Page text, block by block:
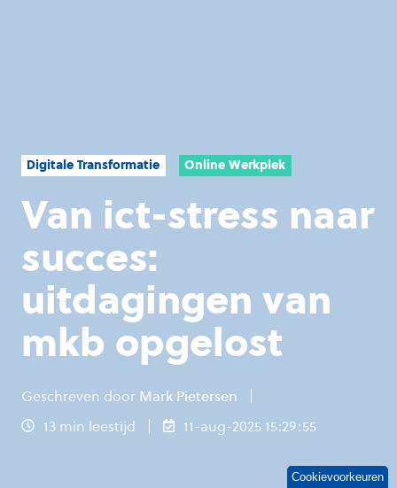
Digitale Transformatie Online Werkplek
Van ict-stress naar
succes:
uitdagingen van
mkb opgelost
Geschreven door Mark Pietersen
13 min leestijd
11-aug-2025 15:29:55
Cookievoorkeuren